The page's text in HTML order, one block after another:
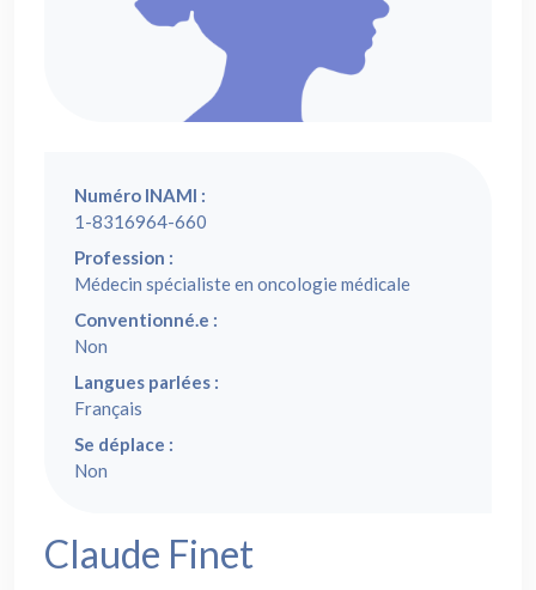
Numéro INAMI :
1-8316964-660
Profession :
Médecin spécialiste en oncologie médicale
Conventionné.e :
Non
Langues parlées :
Français
Se déplace :
Non
Claude Finet